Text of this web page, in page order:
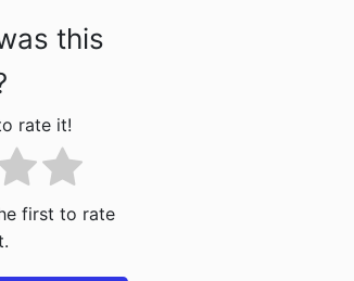
this
rate it!
first to rate